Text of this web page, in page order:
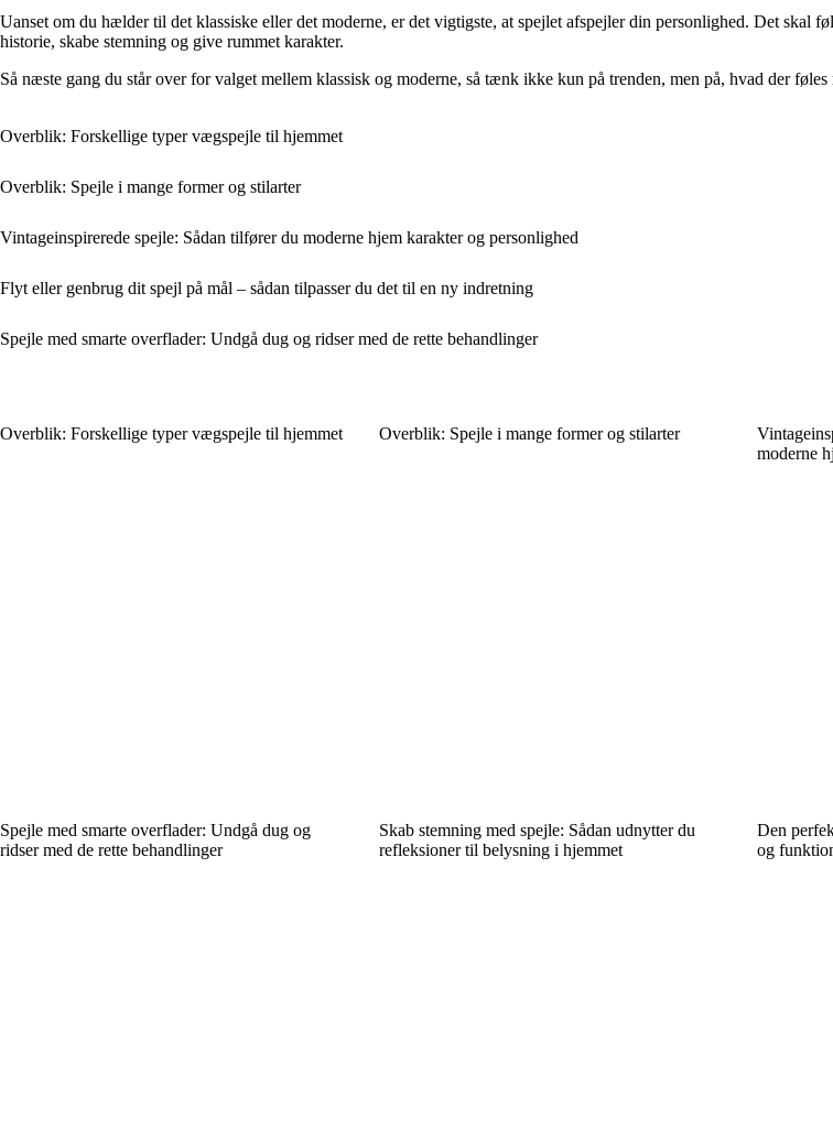
Uanset om du hælder til det klassiske eller det moderne, er det vigtigste, at spejlet afspejler din personlighed. Det skal
historie, skabe stemning og give rummet karakter.
Så næste gang du står over for valget mellem klassisk og moderne, så tænk ikke kun på trenden, men på, hvad der
Overblik: Forskellige typer vægspejle til hjemmet
Overblik: Spejle i mange former og stilarter
Vintageinspirerede spejle: Sådan tilfører du moderne hjem karakter og personlighed
Flyt eller genbrug dit spejl på mål – sådan tilpasser du det til en ny indretning
Spejle med smarte overflader: Undgå dug og ridser med de rette behandlinger
Overblik: Forskellige typer vægspejle til hjemmet Overblik: Spejle i mange former og stilarter
moderne
Spejle med smarte overflader: Undgå dug og
ridser med de rette behandlinger
Skab stemning med spejle: Sådan udnytter du
refleksioner til belysning i hjemmet
Den
og